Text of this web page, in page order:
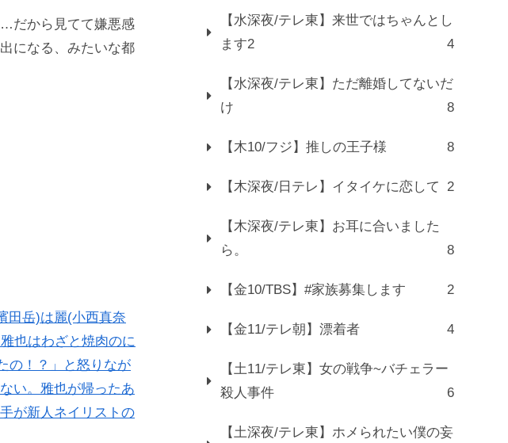
だから見てて嫌悪感
になる、みたいな都
田岳)は麗(小西真奈
也はわざと焼肉のに
の！？」と怒りなが
い。雅也が帰ったあ
が新人ネイリストの
【水深夜/テレ東】来世ではちゃんとし
ます2
4
【水深夜/テレ東】ただ離婚してないだ
け
8
【木10/フジ】推しの王子様 8
【木深夜/日テレ】イタイケに恋して 2
【木深夜/テレ東】お耳に合いました
ら。
8
【金10/TBS】#家族募集します 2
【金11/テレ朝】漂着者 4
【土11/テレ東】女の戦争~バチェラー
殺人事件
6
【土深夜/テレ東】ホメられたい僕の妄